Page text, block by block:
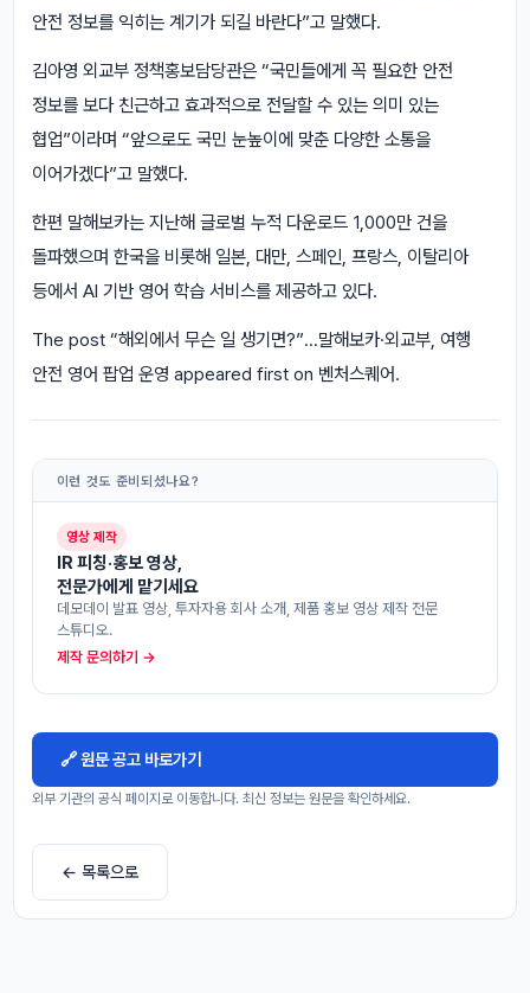
안전 정보를 익히는 계기가 되길 바란다”고 말했다.
김아영 외교부 정책홍보담당관은 “국민들에게 꼭 필요한 안전
정보를 보다 친근하고 효과적으로 전달할 수 있는 의미 있는
협업”이라며 “앞으로도 국민 눈높이에 맞춘 다양한 소통을
이어가겠다”고 말했다.
한편 말해보카는 지난해 글로벌 누적 다운로드 1,000만 건을
돌파했으며 한국을 비롯해 일본, 대만, 스페인, 프랑스, 이탈리아
등에서 AI 기반 영어 학습 서비스를 제공하고 있다.
The post “해외에서 무슨 일 생기면?”…말해보카·외교부, 여행
안전 영어 팝업 운영 appeared first on 벤처스퀘어.
이런 것도 준비되셨나요?
영상 제작
IR 피칭·홍보 영상,
전문가에게 맡기세요
데모데이 발표 영상, 투자자용 회사 소개, 제품 홍보 영상 제작 전문
스튜디오.
제작 문의하기 →
🔗 원문 공고 바로가기
외부 기관의 공식 페이지로 이동합니다. 최신 정보는 원문을 확인하세요.
← 목록으로